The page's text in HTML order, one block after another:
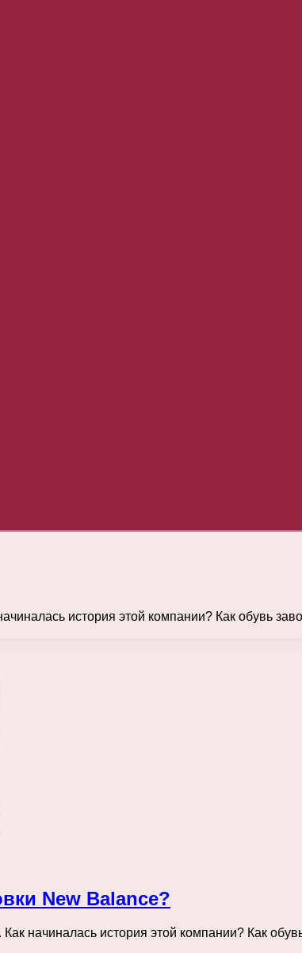
история этой компании? Как обувь
New Balance?
начиналась история этой компании? Как